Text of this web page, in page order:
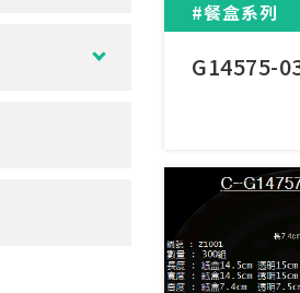
#餐盒系列
G14575-